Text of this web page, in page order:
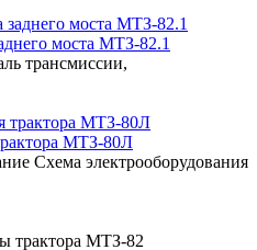
моста МТЗ-82.1
трансмиссии,
МТЗ-80Л
Схема электрооборудования
трактора МТЗ-82